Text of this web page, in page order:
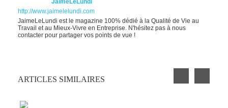
JaimeLeLundi
http://www.jaimelelundi.com
JaimeLeLundi est le magazine 100% dédié à la Qualité de Vie au
Travail et au Mieux-Vivre en Entreprise. N'hésitez pas à nous
contacter pour partager vos points de vue !
ARTICLES SIMILAIRES